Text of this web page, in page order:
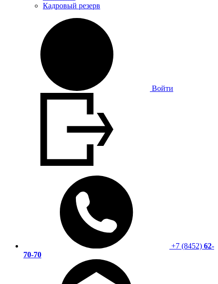
Кадровый резерв
Войти
+7 (8452) 62-
70-70